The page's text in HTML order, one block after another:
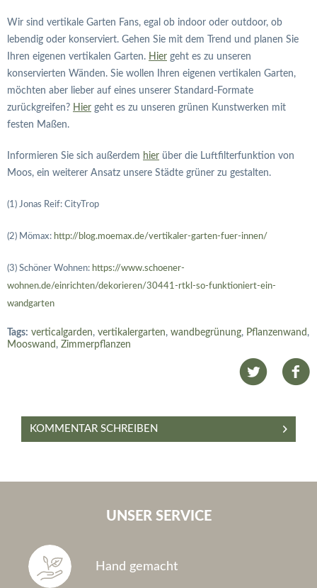
Wir sind vertikale Garten Fans, egal ob indoor oder outdoor, ob
lebendig oder konserviert. Gehen Sie mit dem Trend und planen Sie
Ihren eigenen vertikalen Garten. Hier geht es zu unseren
konservierten Wänden. Sie wollen Ihren eigenen vertikalen Garten,
möchten aber lieber auf eines unserer Standard-Formate
zurückgreifen? Hier geht es zu unseren grünen Kunstwerken mit
festen Maßen.
Informieren Sie sich außerdem hier über die Luftfilterfunktion von
Moos, ein weiterer Ansatz unsere Städte grüner zu gestalten.
(1) Jonas Reif: CityTrop
(2) Mömax: http://blog.moemax.de/vertikaler-garten-fuer-innen/
(3) Schöner Wohnen: https://www.schoener-
wohnen.de/einrichten/dekorieren/30441-rtkl-so-funktioniert-ein-
wandgarten
Tags: verticalgarden, vertikalergarten, wandbegrünung, Pflanzenwand ,
Mooswand , Zimmerpflanzen
KOMMENTAR SCHREIBEN
UNSER SERVICE
Hand gemacht